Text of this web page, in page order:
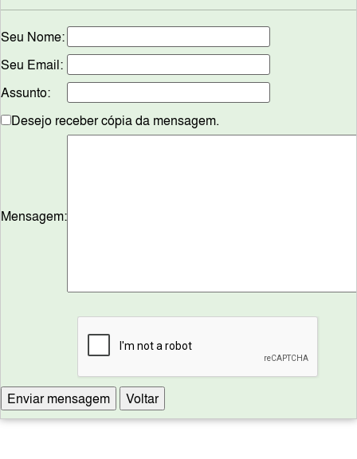
Seu Nome:
Seu Email:
Assunto:
Desejo receber cópia da mensagem.
Mensagem: